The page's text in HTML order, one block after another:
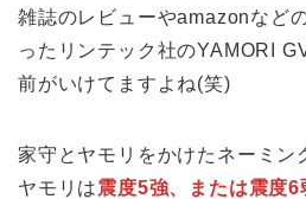
雑誌のレビューやamazonなど
ったリンテック社のYAMORI
前がいけてますよね(笑)
家守とヤモリをかけたネーミン
ヤモリは震度5強、または震度6